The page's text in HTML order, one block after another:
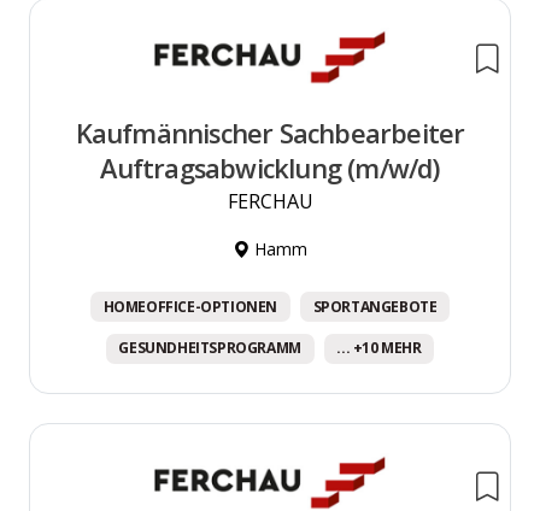
Kaufmännischer Sachbearbeiter
Auftragsabwicklung (m/w/d)
FERCHAU
Hamm
HOMEOFFICE-OPTIONEN SPORTANGEBOTE
GESUNDHEITSPROGRAMM ... +10 MEHR